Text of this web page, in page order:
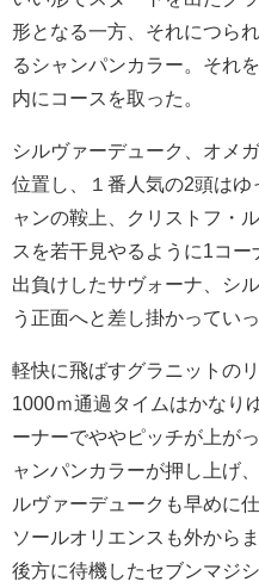
形となる一方、それにつら
るシャンパンカラー。それ
内にコースを取った。
シルヴァーデューク、オメ
位置し、１番人気の2頭は
ャンの鞍上、クリストフ・
スを若干見やるように1コ
出負けしたサヴォーナ、シ
う正面へと差し掛かっていっ
軽快に飛ばすグラニットの
1000ｍ通過タイムはかなり
ーナーでややピッチが上が
ャンパンカラーが押し上げ
ルヴァーデュークも早めに
ソールオリエンスも外から
後方に待機したセブンマジ